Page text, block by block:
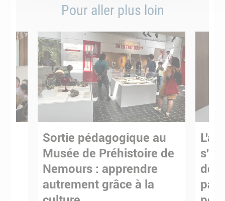
Pour aller plus loin
Sortie pédagogique au
Musée de Préhistoire de
Nemours : apprendre
autrement grâce à la
de